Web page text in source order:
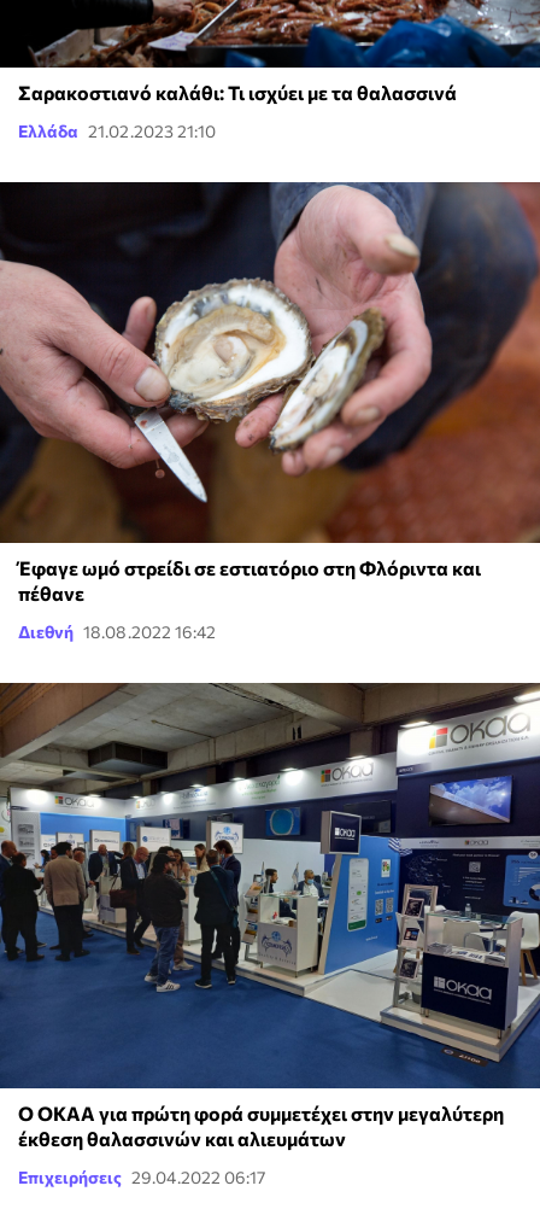
Σαρακοστιανό καλάθι: Τι ισχύει με τα θαλασσινά
Ελλάδα 21.02.2023 21:10
Έφαγε ωμό στρείδι σε εστιατόριο στη Φλόριντα και
πέθανε
Διεθνή 18.08.2022 16:42
Ο ΟΚΑΑ για πρώτη φορά συμμετέχει στην μεγαλύτερη
έκθεση θαλασσινών και αλιευμάτων
Επιχειρήσεις 29.04.2022 06:17